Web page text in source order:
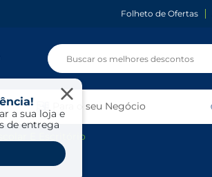
Folheto de Ofertas
a sua loja e
de entrega
Para o seu Negócio
E Escritório